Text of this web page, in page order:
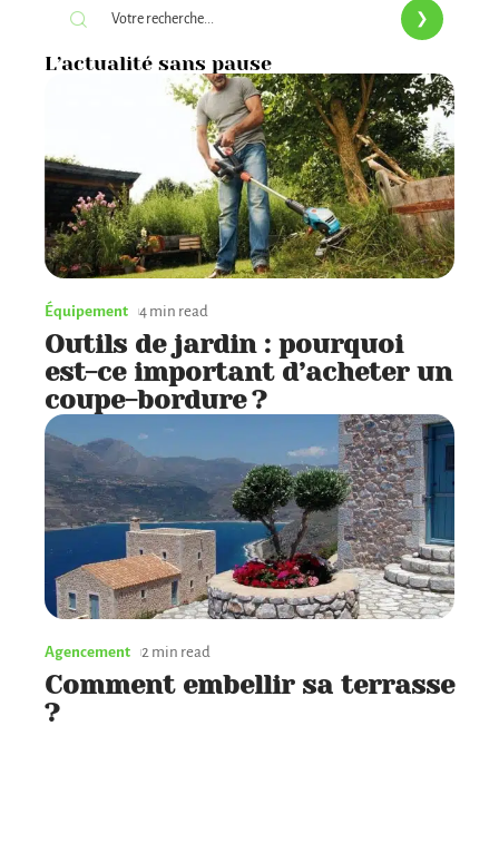
L’actualité sans pause
Équipement 4 min read
Outils de jardin : pourquoi
est-ce important d’acheter un
coupe-bordure ?
Agencement 2 min read
Comment embellir sa terrasse
?